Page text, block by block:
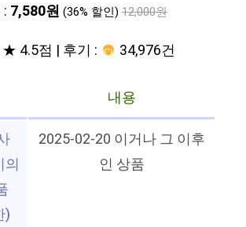
7,580원 (36% 할인) 12,000원
★ 4.5점 | 후기 : 34,976건
내용
의
)
2025-02-20 이거나 그 이후
인 상품